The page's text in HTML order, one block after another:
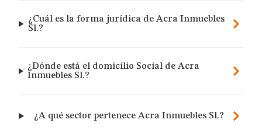
¿Cuál es la forma jurídica de Acra Inmuebles
Sl.?
¿Dónde está el domicilio Social de Acra
Inmuebles Sl.?
¿A qué sector pertenece Acra Inmuebles Sl.?